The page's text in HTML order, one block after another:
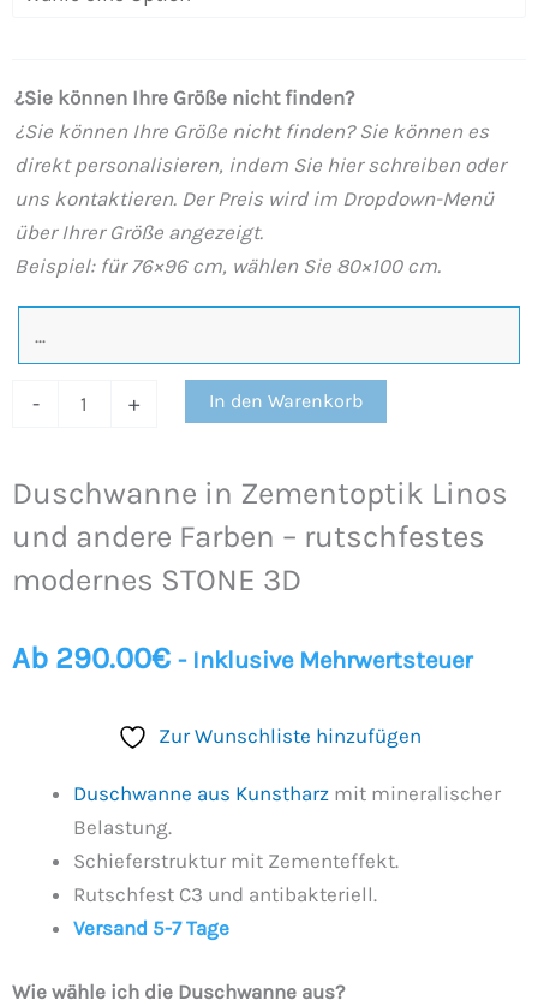
Duschwanne in Zementoptik Linos
und andere Farben – rutschfestes
modernes STONE 3D
Ab 290.00€ - Inklusive Mehrwertsteuer
Zur Wunschliste hinzufügen
Duschwanne aus Kunstharz mit mineralischer
Belastung.
Schieferstruktur mit Zementeffekt.
Rutschfest C3 und antibakteriell.
Versand 5-7 Tage
Wie wähle ich die Duschwanne aus?
¿Sie können Ihre Größe nicht finden?
¿Sie können Ihre Größe nicht finden? Sie können es
direkt personalisieren, indem Sie hier schreiben oder
uns kontaktieren. Der Preis wird im Dropdown-Menü
über Ihrer Größe angezeigt.
Beispiel: für 76×96 cm, wählen Sie 80×100 cm.
-
andere
Farben
–
rutschfestes
modernes
STONE
3D
Menge
+ In den Warenkorb